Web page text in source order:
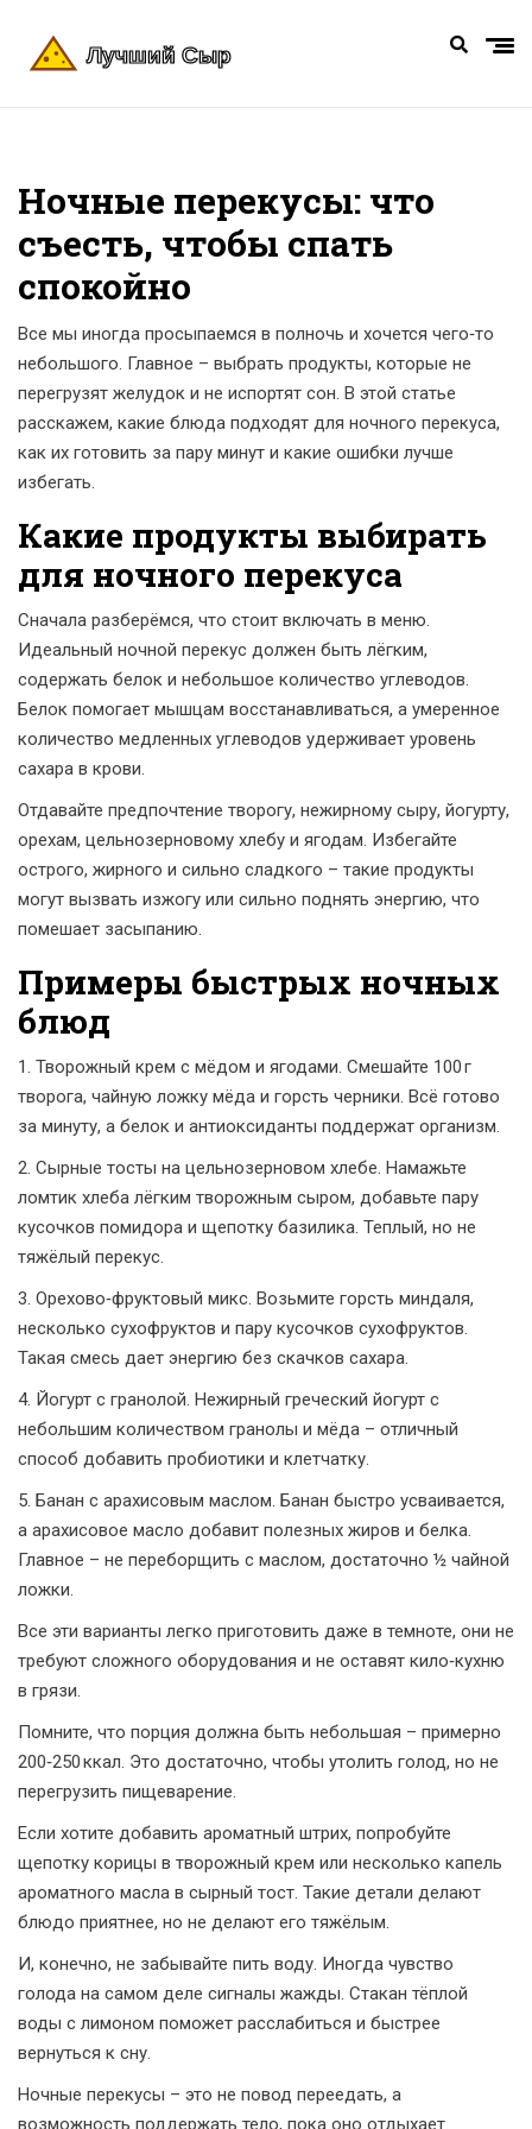
Ночные перекусы: что
съесть, чтобы спать
спокойно
Все мы иногда просыпаемся в полночь и хочется чего‑то
небольшого. Главное – выбрать продукты, которые не
перегрузят желудок и не испортят сон. В этой статье
расскажем, какие блюда подходят для ночного перекуса,
как их готовить за пару минут и какие ошибки лучше
избегать.
Какие продукты выбирать
для ночного перекуса
Сначала разберёмся, что стоит включать в меню.
Идеальный ночной перекус должен быть лёгким,
содержать белок и небольшое количество углеводов.
Белок помогает мышцам восстанавливаться, а умеренное
количество медленных углеводов удерживает уровень
сахара в крови.
Отдавайте предпочтение творогу, нежирному сыру, йогурту,
орехам, цельнозерновому хлебу и ягодам. Избегайте
острого, жирного и сильно сладкого – такие продукты
могут вызвать изжогу или сильно поднять энергию, что
помешает засыпанию.
Примеры быстрых ночных
блюд
1. Творожный крем с мёдом и ягодами. Смешайте 100 г
творога, чайную ложку мёда и горсть черники. Всё готово
за минуту, а белок и антиоксиданты поддержат организм.
2. Сырные тосты на цельнозерновом хлебе. Намажьте
ломтик хлеба лёгким творожным сыром, добавьте пару
кусочков помидора и щепотку базилика. Теплый, но не
тяжёлый перекус.
3. Орехово‑фруктовый микс. Возьмите горсть миндаля,
несколько сухофруктов и пару кусочков сухофруктов.
Такая смесь дает энергию без скачков сахара.
4. Йогурт с гранолой. Нежирный греческий йогурт с
небольшим количеством гранолы и мёда – отличный
способ добавить пробиотики и клетчатку.
5. Банан с арахисовым маслом. Банан быстро усваивается,
а арахисовое масло добавит полезных жиров и белка.
Главное – не переборщить с маслом, достаточно ½ чайной
ложки.
Все эти варианты легко приготовить даже в темноте, они не
требуют сложного оборудования и не оставят кило‑кухню
в грязи.
Помните, что порция должна быть небольшая – примерно
200‑250 ккал. Это достаточно, чтобы утолить голод, но не
перегрузить пищеварение.
Если хотите добавить ароматный штрих, попробуйте
щепотку корицы в творожный крем или несколько капель
ароматного масла в сырный тост. Такие детали делают
блюдо приятнее, но не делают его тяжёлым.
И, конечно, не забывайте пить воду. Иногда чувство
голода на самом деле сигналы жажды. Стакан тёплой
воды с лимоном поможет расслабиться и быстрее
вернуться к сну.
Ночные перекусы – это не повод переедать, а
возможность поддержать тело, пока оно отдыхает.